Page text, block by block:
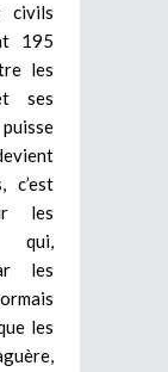
civils
195
les
ses
c’est
les
qui,
les
les